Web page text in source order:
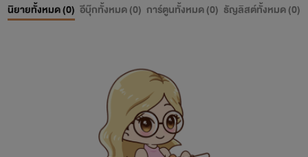
นิยายทั้งหมด (0) อีบุ๊กทั้งหมด (0) การ์ตูนทั้งหมด (0) ธัญลิสต์ทั้งหมด (0)